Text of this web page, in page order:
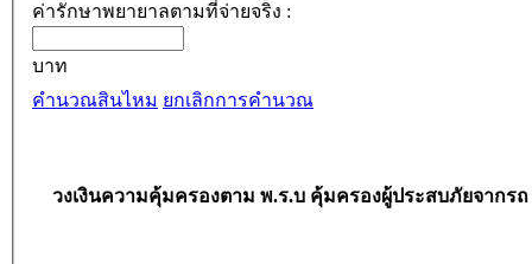
ค่ารักษาพยายาลตามที่จ่ายจริง :
บาท
คำนวณสินไหม ยกเลิกการคำนวณ
วงเงินความคุ้มครองตาม พ.ร.บ คุ้มครองผู้ประสบภัยจากรถ